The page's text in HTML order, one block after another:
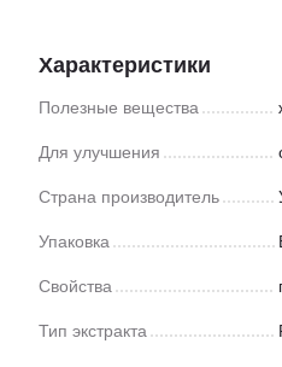
Характеристики
Полезные вещества
Для улучшения
Страна производитель
Упаковка
Свойства
Тип экстракта